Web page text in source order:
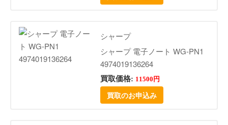
シャープ
シャープ 電子ノート WG-PN1
4974019136264
買取価格: 11500円
買取のお申込み